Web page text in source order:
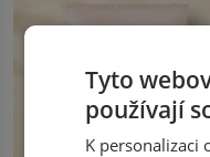
Tyto
používají
K personalizaci